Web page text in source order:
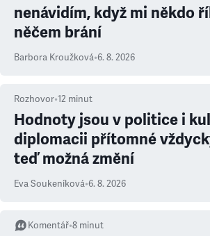
nenávidím, když mi někdo
něčem brání
Barbora Kroužková•6. 8. 2026
Rozhovor•12 minut
Hodnoty jsou v politice i
diplomacii přítomné
teď možná změní
Eva Soukeníková•6. 8. 2026
Komentář•8 minut